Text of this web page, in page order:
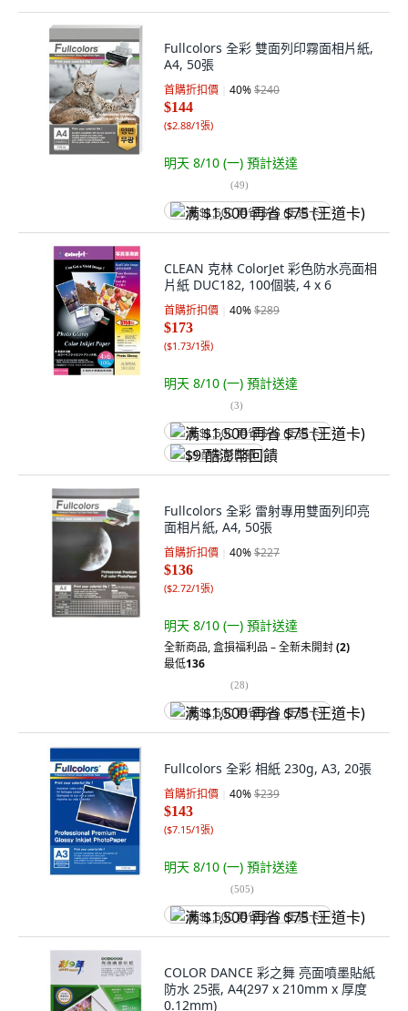
Fullcolors 全彩 雙面列印霧面相片紙,
A4, 50張
首購折扣價 40%$240
$144
($2.88/1張)
明天 8/10 (一) 預計送達
(49)
满 $1,500 再省 $75 (王道卡)
CLEAN 克林 ColorJet 彩色防水亮面相
片紙 DUC182, 100個裝, 4 x 6
首購折扣價 40%$289
$173
($1.73/1張)
明天 8/10 (一) 預計送達
(3)
满 $1,500 再省 $75 (王道卡)
$9 酷澎幣回饋
Fullcolors 全彩 雷射專用雙面列印亮
面相片紙, A4, 50張
首購折扣價 40%$227
$136
($2.72/1張)
明天 8/10 (一) 預計送達
全新商品,盒損福利品 – 全新未開封(2)
最低136
(28)
满 $1,500 再省 $75 (王道卡)
Fullcolors 全彩 相紙 230g, A3, 20張
首購折扣價 40%$239
$143
($7.15/1張)
明天 8/10 (一) 預計送達
(505)
满 $1,500 再省 $75 (王道卡)
COLOR DANCE 彩之舞 亮面噴墨貼紙
防水 25張, A4(297 x 210mm x 厚度
0.12mm)